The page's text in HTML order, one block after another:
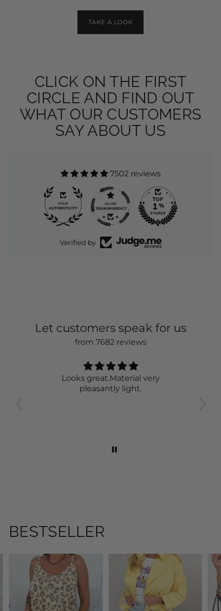
TAKE A LOOK
CLICK ON THE FIRST
CIRCLE AND FIND OUT
WHAT OUR CUSTOMERS
SAY ABOUT US
7502 reviews
7502
Verified by
Let customers speak for us
from 7682 reviews
Very nice 👍
The sweater is just awesome. It is
BESTSELLER